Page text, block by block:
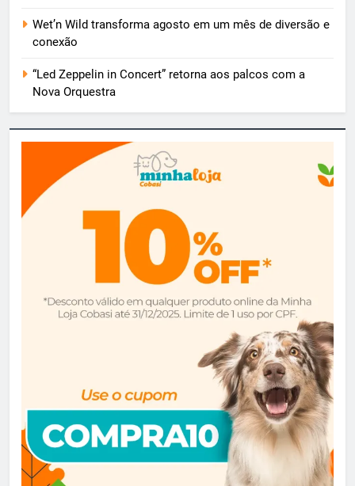
Wet’n Wild transforma agosto em um mês de diversão e
conexão
“Led Zeppelin in Concert” retorna aos palcos com a
Nova Orquestra